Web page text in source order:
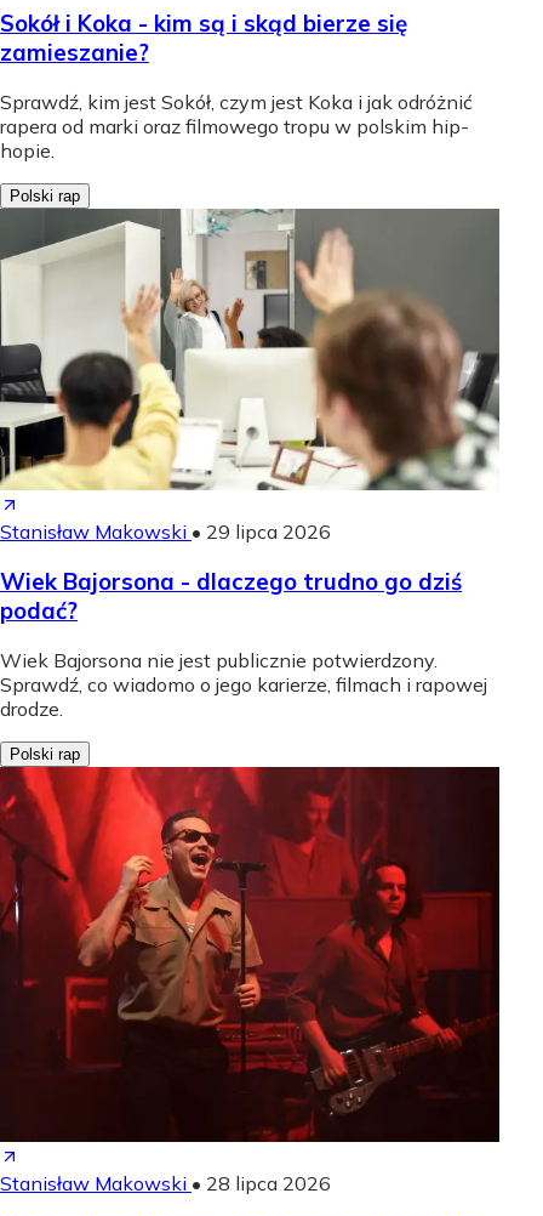
Sokół i Koka - kim są i skąd bierze się
zamieszanie?
Sprawdź, kim jest Sokół, czym jest Koka i jak odróżnić
rapera od marki oraz filmowego tropu w polskim hip-
hopie.
Polski rap
Stanisław Makowski • 29 lipca 2026
Wiek Bajorsona - dlaczego trudno go dziś
podać?
Wiek Bajorsona nie jest publicznie potwierdzony.
Sprawdź, co wiadomo o jego karierze, filmach i rapowej
drodze.
Polski rap
Stanisław Makowski • 28 lipca 2026